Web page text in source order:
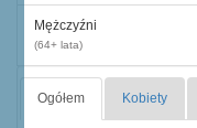
Mężczyźni
(64+ lata)
Ogółem Kobiety